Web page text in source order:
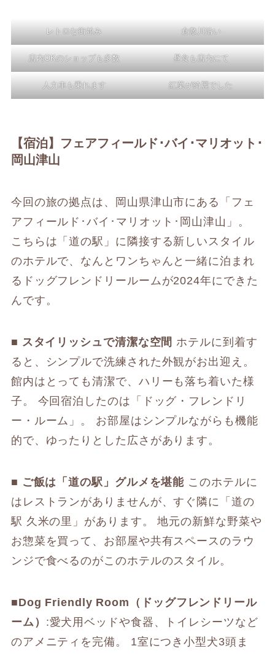
レトロな街並み 倉敷川沿い
店内OKのショップも多数 昼食も店内にて
人力車も乗れます 紅葉が綺麗でした
【宿泊】フェアフィールド･バイ･マリオット･
岡山津山
今回の旅の拠点は、岡山県津山市にある「フェ
アフィールド･バイ･マリオット･岡山津山」。
こちらは「道の駅」に隣接する新しいスタイル
のホテルで、なんとワンちゃんと一緒に泊まれ
るドッグフレンドリールームが2024年にできた
んです。
■ スタイリッシュで清潔な空間 ホテルに到着す
ると、シンプルで洗練された外観がお出迎え。
館内はとっても清潔で、ハリーも落ち着いた様
子。 今回宿泊したのは「ドッグ・フレンドリ
ー・ルーム」。 お部屋はシンプルながらも機能
的で、ゆったりとした広さがあります。
■ ご飯は「道の駅」グルメを堪能 このホテルに
はレストランがありませんが、すぐ隣に「道の
駅 久米の里」があります。 地元の新鮮な野菜や
お惣菜を買って、お部屋や共有スペースのラウ
ンジで食べるのがこのホテルのスタイル。
■Dog Friendly Room（ドッグフレンドリール
ーム） :愛犬用ベッドや食器、トイレシーツなど
のアメニティを完備。 1室につき小型犬3頭ま